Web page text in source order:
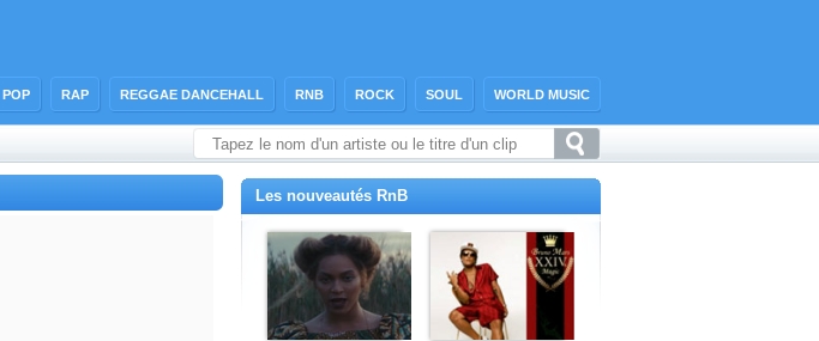
POP RAP REGGAE DANCEHALL RNB ROCK SOUL WORLD MUSIC
Les nouveautés RnB